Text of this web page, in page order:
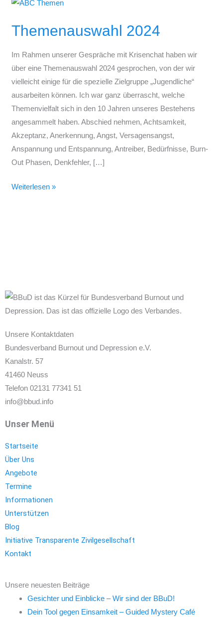
Themenauswahl 2024
Im Rahmen unserer Gespräche mit Krisenchat haben wir
über eine Themenauswahl 2024 gesprochen, von der wir
vielleicht einige für die spezielle Zielgruppe „Jugendliche“
ausarbeiten können. Ich war ganz überrascht, welche
Themenvielfalt sich in den 10 Jahren unseres Bestehens
angesammelt haben. Abschied nehmen, Achtsamkeit,
Akzeptanz, Anerkennung, Angst, Versagensangst,
Anspannung und Entspannung, Antreiber, Bedürfnisse, Burn-
Out Phasen, Denkfehler, […]
Weiterlesen »
Unsere Kontaktdaten
Bundesverband Burnout und Depression e.V.
Kanalstr. 57
41460 Neuss
Telefon 02131 77341 51
info@bbud.info
Unser Menü
Startseite
Über Uns
Angebote
Termine
Informationen
Unterstützen
Blog
Initiative Transparente Zivilgesellschaft
Kontakt
Unsere neuesten Beiträge
Gesichter und Einblicke – Wir sind der BBuD!
Dein Tool gegen Einsamkeit – Guided Mystery Café